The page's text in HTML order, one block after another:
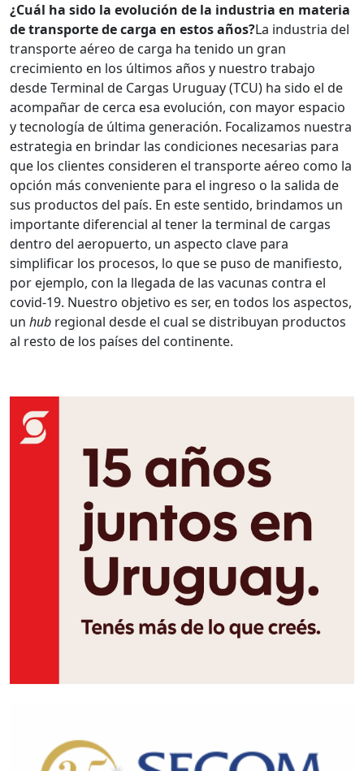
¿Cuál ha sido la evolución de la industria en materia
de transporte de carga en estos años?La industria del
transporte aéreo de carga ha tenido un gran
crecimiento en los últimos años y nuestro trabajo
desde Terminal de Cargas Uruguay (TCU) ha sido el de
acompañar de cerca esa evolución, con mayor espacio
y tecnología de última generación. Focalizamos nuestra
estrategia en brindar las condiciones necesarias para
que los clientes consideren el transporte aéreo como la
opción más conveniente para el ingreso o la salida de
sus productos del país. En este sentido, brindamos un
importante diferencial al tener la terminal de cargas
dentro del aeropuerto, un aspecto clave para
simplificar los procesos, lo que se puso de manifiesto,
por ejemplo, con la llegada de las vacunas contra el
covid-19. Nuestro objetivo es ser, en todos los aspectos,
un hub regional desde el cual se distribuyan productos
al resto de los países del continente.